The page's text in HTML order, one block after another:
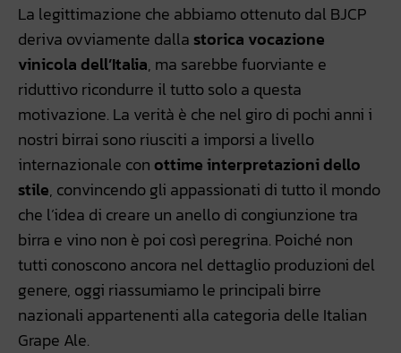
La legittimazione che abbiamo ottenuto dal BJCP
deriva ovviamente dalla storica vocazione
vinicola dell’Italia, ma sarebbe fuorviante e
riduttivo ricondurre il tutto solo a questa
motivazione. La verità è che nel giro di pochi anni i
nostri birrai sono riusciti a imporsi a livello
internazionale conottime interpretazioni dello
stile, convincendo gli appassionati di tutto il mondo
che l’idea di creare un anello di congiunzione tra
birra e vino non è poi così peregrina. Poiché non
tutti conoscono ancora nel dettaglio produzioni del
genere, oggi riassumiamo le principali birre
nazionali appartenenti alla categoria delle Italian
Grape Ale.